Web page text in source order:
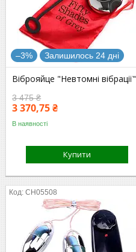
–3% Залишилось 24 дні
Віброяйце "Невтомні вібрації"
3 475 ₴
3 370,75 ₴
В наявності
Купити
CH05508